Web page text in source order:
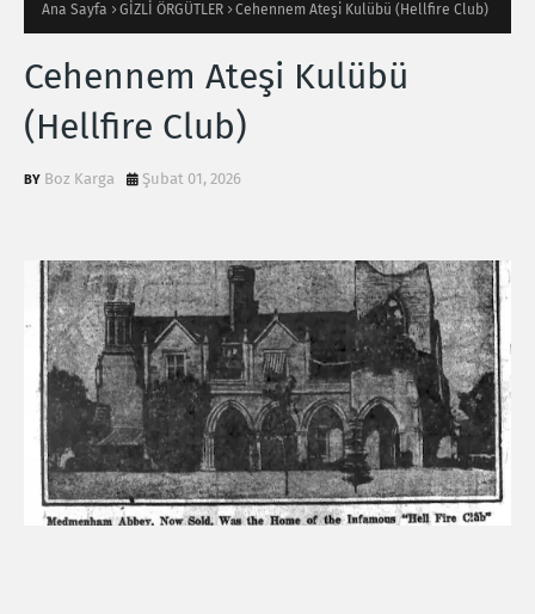
Ana Sayfa GİZLİ ÖRGÜTLER Cehennem Ateşi Kulübü (Hellfire Club)
Cehennem Ateşi Kulübü
(Hellfire Club)
Boz Karga Şubat 01, 2026